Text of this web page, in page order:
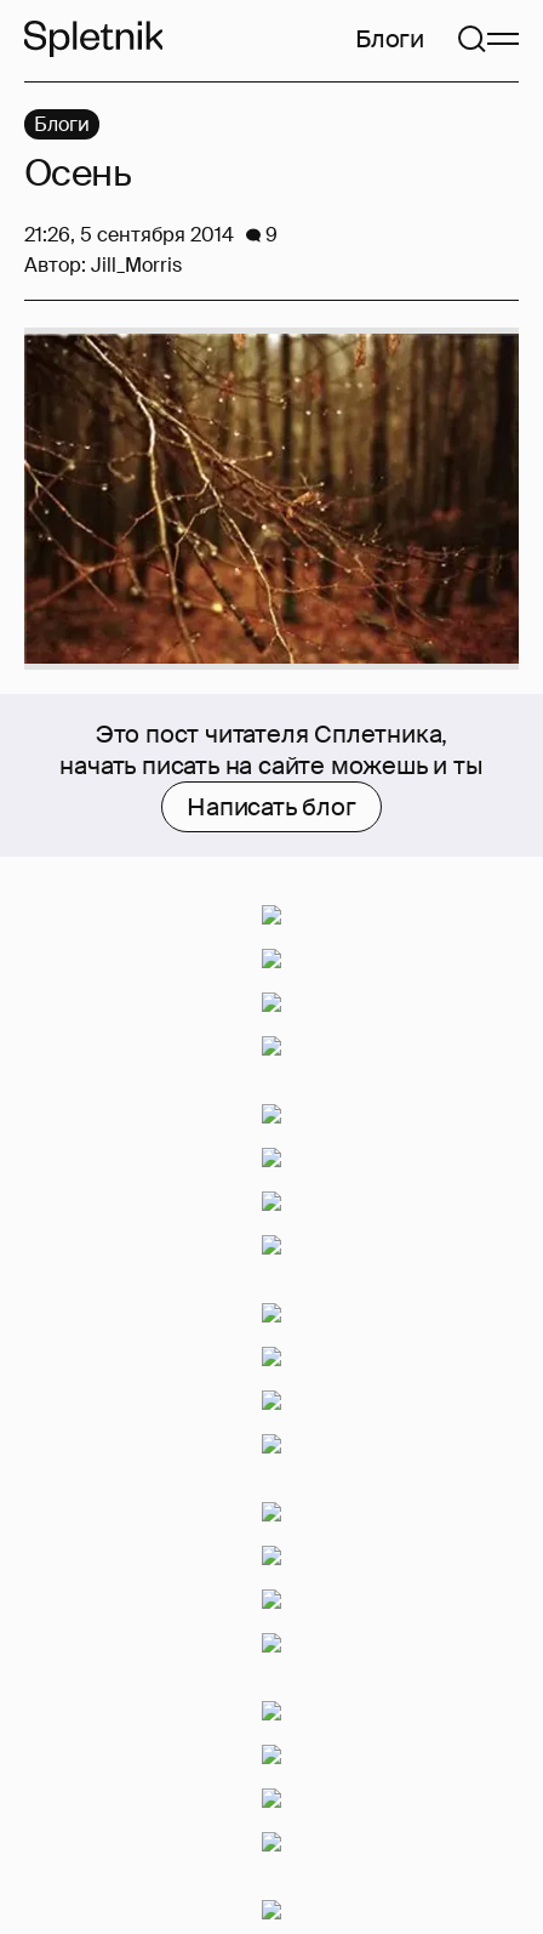
Блоги
Это пост читателя Сплетника,
начать писать на сайте можешь и ты
Написать блог
Блоги
Осень
21:26, 5 сентября 2014
9
Автор: Jill_Morris